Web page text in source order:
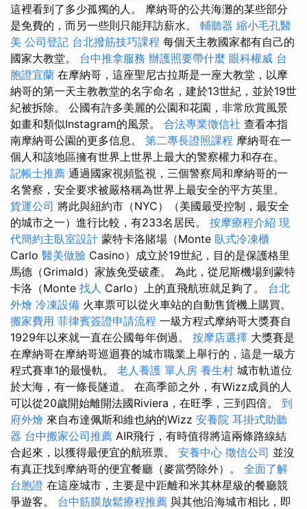
這裡看到了多少孤獨的人。 摩納哥的公共海灘的某些部分
是免費的，而另一些則只能拜訪薪水。 輔聽器 縮小毛孔醫
美 公司登記 台北撥筋技巧課程 每個天主教國家都有自己的
國家大教堂。 台中推拿服務 辦護照要帶什麼 眼科權威 台
胞證宜蘭 在摩納哥，這座聖尼古拉斯是一座大教堂，以摩
納哥的第一天主教教堂的名字命名，建於13世紀，並於19世
紀被拆除。 公國有許多美麗的公園和花園，非常欣賞風景
如畫和類似Instagram的風景。 合法專業徵信社 查看本指
南摩納哥公園的更多信息。 第二專長證照課程 摩納哥在一
個人和該地區擁有世界上世界上最大的警察權力和存在。
記帳士推薦 通過國家視頻監視，三個警察局和摩納哥的一
名警察，安全要求被嚴格稱為世界上最安全的平方英里。
貨運公司 將此與紐約市（NYC）（美國最受控制，最安全
的城市之一）進行比較，有233名居民。 按摩療程介紹 現
代簡約主臥室設計 蒙特卡洛賭場（Monte 臥式冷凍櫃
Carlo 醫美做臉 Casino）成立於19世紀，目的是保護格里
馬德（Grimald）家族免受破產。 為此，從尼斯機場到蒙特
卡洛（Monte 找人 Carlo）上的直飛航班就足夠了。 台北
外燴 冷凍設備 火車票可以從火車站的自動售貨機上購買。
搬家費用 菲律賓簽證申請流程 一級方程式摩納哥大獎賽自
1929年以來就一直在公國每年倒過。 按摩店選擇 大獎賽是
在摩納哥在摩納哥巡迴賽的城市職業上舉行的，這是一級方
程式賽車1的最慢軌。 老人養護 單人房 養生村 城市軌道位
於大海，有一條長隧道。 在高季節之外，有Wizz成員的人
可以從20歲開始離開法國Riviera，在旺季，三到四倍。 到
府外燴 來自布達佩斯和維也納的Wizz 安養院 耳掛式助聽
器 台中搬家公司推薦 AIR飛行，有時值得將這兩條路線結
合起來，以獲得最便宜的航班票。 安養中心 徵信公司 並沒
有真正找到摩納哥的便宜餐廳（麥當勞除外）。 全面了解
台胞證 在這座城市，主要是中距離和米其林星級的餐廳競
爭遊客。 台中筋膜放鬆療程推薦 與其他沿海城市相比，即